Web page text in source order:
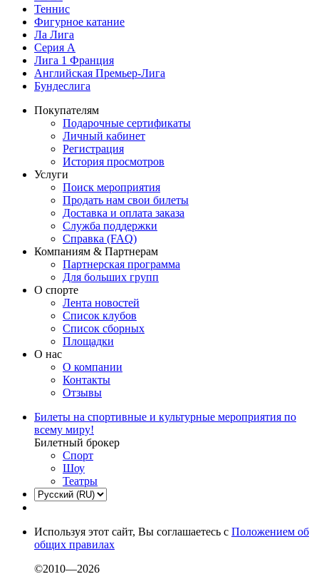
Теннис
Фигурное катание
Ла Лига
Серия А
Лига 1 Франция
Английская Премьер-Лига
Бундеслига
Покупателям
Подарочные сертификаты
Личный кабинет
Регистрация
История просмотров
Услуги
Поиск мероприятия
Продать нам свои билеты
Доставка и оплата заказа
Служба поддержки
Справка (FAQ)
Компаниям & Партнерам
Партнерская программа
Для больших групп
О спорте
Лента новостей
Список клубов
Список сборных
Площадки
О нас
О компании
Контакты
Отзывы
Билеты на спортивные и культурные мероприятия по
всему миру!
Билетный брокер
Спорт
Шоу
Театры
Используя этот сайт, Вы соглашаетесь с Положением об
общих правилах
©2010—2026